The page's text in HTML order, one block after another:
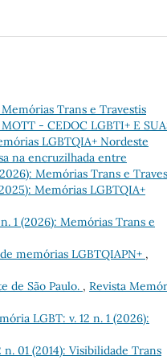
Trans e Travestis
- CEDOC LGBTI+ E
LGBTQIA+ Nordeste
na encruzilhada entre
Memórias Trans e
Memórias LGBTQIA+
1 (2026): Memórias Trans e
memórias LGBTQIAPN+ ,
de São Paulo. , Revista
LGBT: v. 12 n. 1 (2026):
01 (2014): Visibilidade Trans